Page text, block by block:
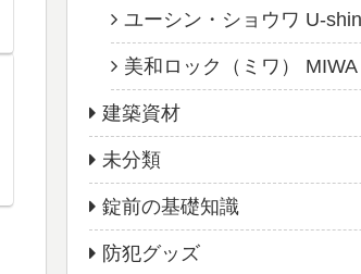
ユーシン・ショウワ U-
美和ロック（ミワ） MIWA
建築資材
未分類
錠前の基礎知識
防犯グッズ